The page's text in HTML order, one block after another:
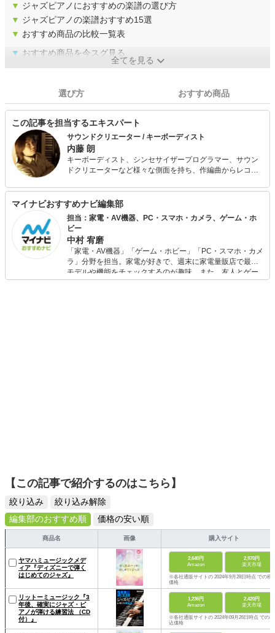
▼ ジャズピアノにおすすめの楽譜の選び方
▼ ジャズピアノの楽譜おすすめ15選
▼ おすすめ商品の比較一覧表
▼ おすすめ商品を今スグ見る
全てを見る
選び方 おすすめ商品
この記事を担当するエキスパート
サウンドクリエーター / キーボーディスト
内藤 朗
キーボーディスト、シンセサイザープログラマー、サウン
ドクリエーターなど様々な側面を持ち、作編曲からレコー
のレコーディングサポート、安部OHJIプロジェクトでのレ
コーディング、ライブなどから、イベント、キャンペーン
ソング、放送メディアのテーマ曲、BGM製作等、その活動
の幅は多岐に渡る。 また、DTM黎明期より音楽制作系ライ
ターとしても広く知られ、近著は「音楽・動画・ゲームに
活用！ ソフトシンセ音作り大全」（技術評論社刊）など。
数多くの音楽専門学校、ミュージック・スクールなどでお
よそ30年以上に渡り講師を務め、数多くの人材を輩出する
実績を持つ。 有限会社FOMIS代表取締役、一般社団法人日
マイナビおすすめナビ編集部
担当：家電・AV機器、PC・スマホ・カメラ、ゲーム・ホ
ビー
中村 宥磨
「家電・AV機器」「ゲーム・ホビー」「PC・スマホ・カメ
ラ」分野を担当。家電が好きで、週末に家電量販店で最新
モデルや機能をチェックするのが趣味。また、友人とゲー
ムを楽しみながら、新作タイトルやイベント情報もいち早
【この記事で紹介するのはこちら】
絞り込み
絞り込み解除
編集部のおすすめ順
価格の安い順
商品名 画像 購入サイト
ヤマハミュージックメデ
ィア『ディズニーで弾く
はじめてのジャズ』
2,640円
Amazon
2,970円
楽天市場
※各社通販サイトの 2024年9月28日時点 での税
価格
リットーミュージック『3
年後、確実にジャズ・ピ
アノが弾ける練習法 （CD
付）』
1,236円
Amazon
2,420円
楽天市場
※各社通販サイトの 2024年09月26日時点 での税
込価格